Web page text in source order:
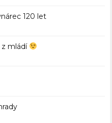
120 let
z mládí